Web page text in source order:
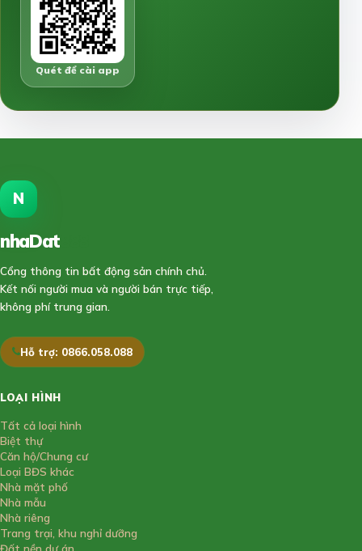
Quét để cài app
N
nhaDat
Cổng thông tin bất động sản chính chủ.
Kết nối người mua và người bán trực tiếp,
không phí trung gian.
Hỗ trợ: 0866.058.088
LOẠI HÌNH
Tất cả loại hình
Biệt thự
Căn hộ/Chung cư
Loại BĐS khác
Nhà mặt phố
Nhà mẫu
Nhà riêng
Trang trại, khu nghỉ dưỡng
Đất nền dự án